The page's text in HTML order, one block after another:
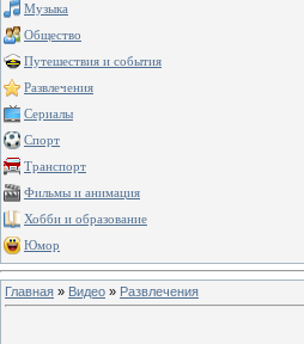
Музыка
Общество
Путешествия и события
Развлечения
Сериалы
Спорт
Транспорт
Фильмы и анимация
Хобби и образование
Юмор
Главная » Видео » Развлечения